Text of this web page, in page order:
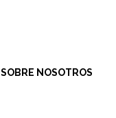
SOBRE NOSOTROS